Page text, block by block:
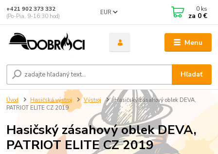
Menu
EUR
Hľadať
+421 902 373 332
(Po-Pia, 9-16:30 hod)
0 ks
za 0 €
Úvod Hasičská výstroj Výstroj
Hasičský zásahový oblek DEVA,
PATRIOT ELITE CZ 2019
Hasičský zásahový oblek DEVA,
PATRIOT ELITE CZ 2019